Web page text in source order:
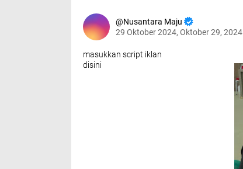
Nusantara Maju
29 Oktober 2024, Oktober 29, 2024
masukkan script iklan
disini